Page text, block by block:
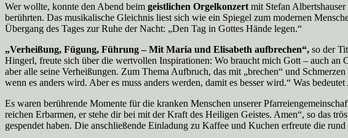
Wer wollte, konnte den Abend beim geistlichen Orgelkonzert mit Stefan
berührten. Das musikalische Gleichnis liest sich wie ein Spiegel zum modernen
Übergang des Tages zur Ruhe der Nacht: „Den Tag in Gottes Hände legen.“
„Verheißung, Fügung, Führung – Mit Maria und Elisabeth aufbrechen“, so der
Hingerl, freute sich über die wertvollen Inspirationen: Wo braucht mich Gott – auch
aber alle seine Verheißungen. Zum Thema Aufbruch, das mit „brechen“ und
wenn es anders wird. Aber es muss anders werden, damit es besser wird.“ Was
Es waren berührende Momente für die kranken Menschen unserer
reichen Erbarmen, er stehe dir bei mit der Kraft des Heiligen Geistes. Amen“, so das
gespendet haben. Die anschließende Einladung zu Kaffee und Kuchen erfreute die